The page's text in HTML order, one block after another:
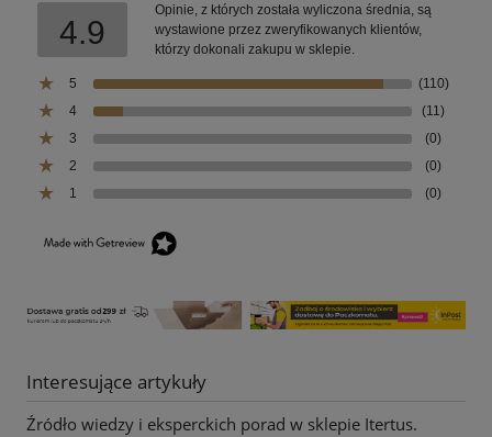
4.9
Opinie, z których została wyliczona średnia, są
wystawione przez zweryfikowanych klientów,
którzy dokonali zakupu w sklepie.
5
(110)
4
(11)
3
(0)
2
(0)
1
(0)
Interesujące artykuły
Źródło wiedzy i eksperckich porad w sklepie Itertus.